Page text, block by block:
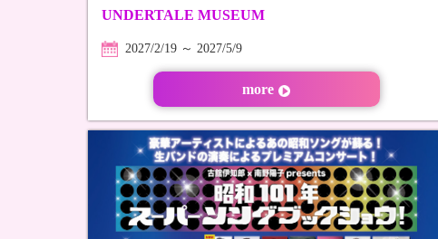
UNDERTALE MUSEUM
2027/2/19 ～ 2027/5/9
more